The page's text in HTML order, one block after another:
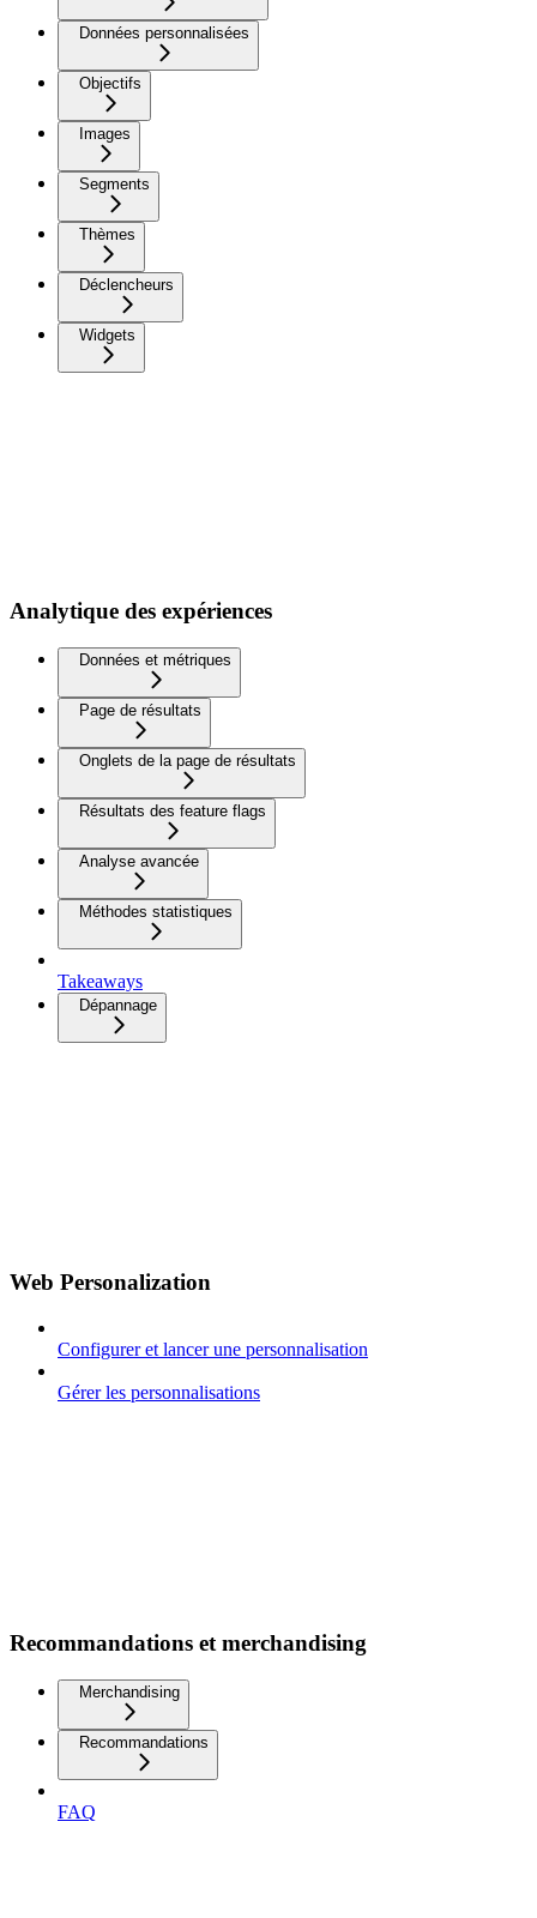
Données personnalisées
Objectifs
Images
Segments
Thèmes
Déclencheurs
Widgets
Analytique des expériences
Données et métriques
Page de résultats
Onglets de la page de résultats
Résultats des feature flags
Analyse avancée
Méthodes statistiques
Takeaways
Dépannage
Web Personalization
Configurer et lancer une personnalisation
Gérer les personnalisations
Recommandations et merchandising
Merchandising
Recommandations
FAQ